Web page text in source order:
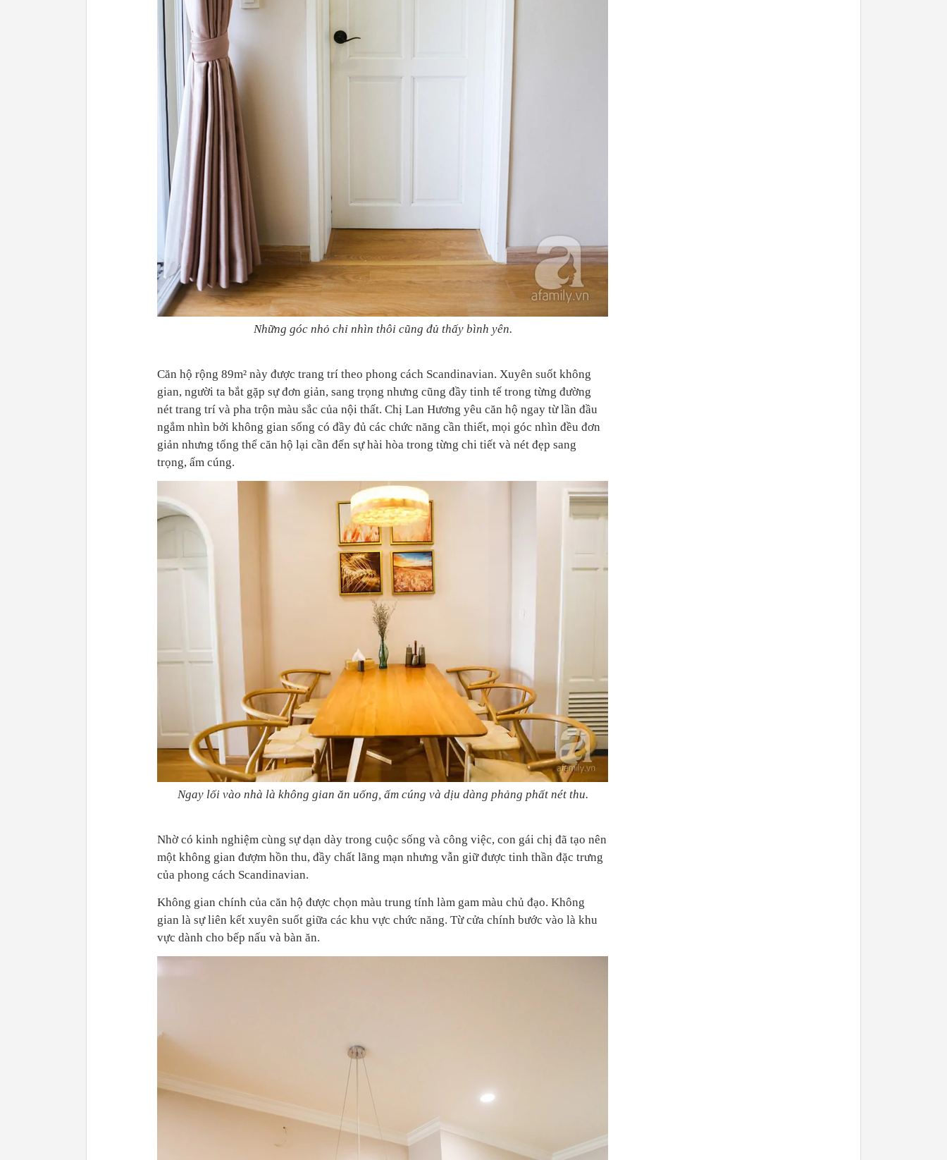
Những góc nhỏ chỉ nhìn thôi cũng đủ thấy bình yên.
Căn hộ rộng 89m² này được trang trí theo phong cách Scandinavian. Xuyên suốt không
gian, người ta bắt gặp sự đơn giản, sang trọng nhưng cũng đầy tinh tế trong từng đường
nét trang trí và pha trộn màu sắc của nội thất. Chị Lan Hương yêu căn hộ ngay từ lần đầu
ngắm nhìn bởi không gian sống có đầy đủ các chức năng cần thiết, mọi góc nhìn đều đơn
giản nhưng tổng thể căn hộ lại cần đến sự hài hòa trong từng chi tiết và nét đẹp sang
trọng, ấm cúng.
Ngay lối vào nhà là không gian ăn uống, ấm cúng và dịu dàng phảng phất nét thu.
Nhờ có kinh nghiệm cùng sự dạn dày trong cuộc sống và công việc, con gái chị đã tạo nên
một không gian đượm hồn thu, đầy chất lãng mạn nhưng vẫn giữ được tinh thần đặc trưng
của phong cách Scandinavian.
Không gian chính của căn hộ được chọn màu trung tính làm gam màu chủ đạo. Không
gian là sự liên kết xuyên suốt giữa các khu vực chức năng. Từ cửa chính bước vào là khu
vực dành cho bếp nấu và bàn ăn.